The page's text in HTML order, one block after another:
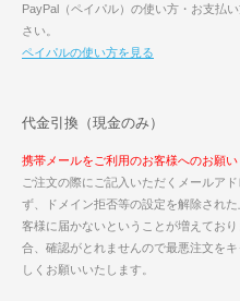
PayPal（ペイパル）の使い方・お支払
さい。
ペイパルの使い方を見る
代金引換（現金のみ）
携帯メールをご利用のお客様へのお願い
ご注文の際にご記入いただくメールア
ず、ドメイン拒否等の設定を解除され
客様に届かないということが増えてお
合、確認がとれませんので最悪注文を
しくお願いいたします。